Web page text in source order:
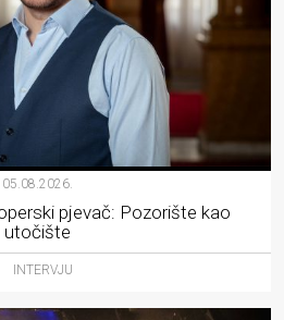
05.08.2026.
pjevač: Pozorište kao
utočište
INTERVJU